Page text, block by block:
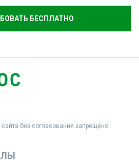
БЕСПЛАТНО
без согласования запрещено.